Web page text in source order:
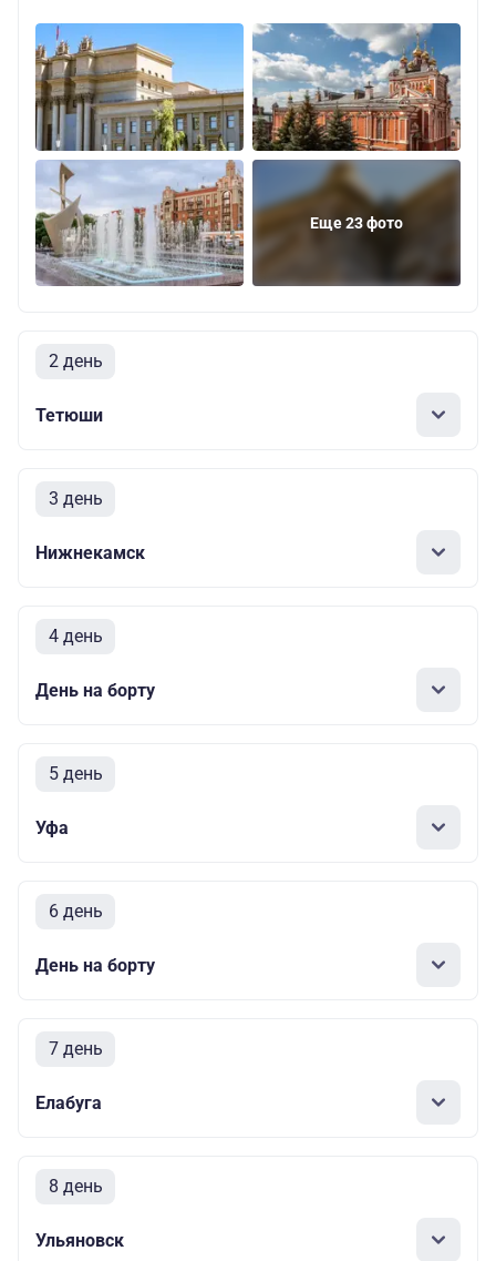
Еще 23 фото
2 день
Тетюши
3 день
Нижнекамск
4 день
День на борту
5 день
Уфа
6 день
День на борту
7 день
Елабуга
8 день
Ульяновск